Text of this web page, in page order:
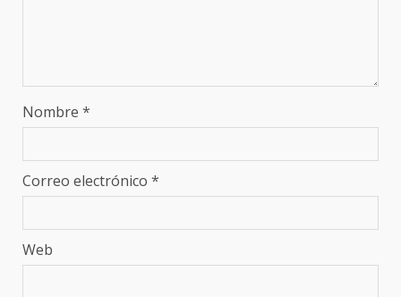
Nombre *
Correo electrónico *
Web